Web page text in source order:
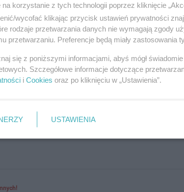
społecznej
Do ulubionych Drukuj
na korzystanie z tych technologii poprzez kliknięcie
wycofać klikając przycisk ustawień prywatności
rodzaje przetwarzania danych nie wymagają zgody
przetwarzaniu. Preferencje będą miały zastosowania
się z poniższymi informacjami, abyś mógł
Szczegółowe informacje dotyczące
i Cookies oraz po kliknięciu w „Ustawienia”.
USTAWIENIA